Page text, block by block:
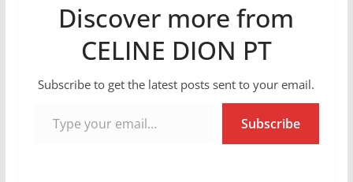
Discover more from
CELINE DION PT
Subscribe to get the latest posts sent to your email.
Subscribe